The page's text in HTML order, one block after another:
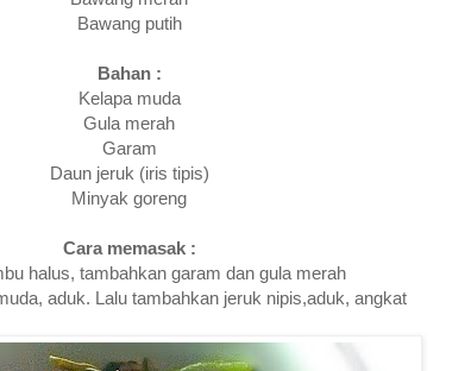
Bawang putih
Bahan :
Kelapa muda
Gula merah
Garam
Daun jeruk (iris tipis)
Minyak goreng
Cara memasak :
halus, tambahkan garam dan gula merah
aduk. Lalu tambahkan jeruk nipis,aduk, angkat